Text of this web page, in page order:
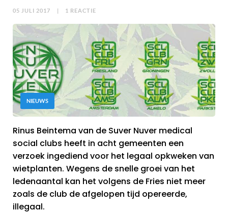
05 JULI 2017 | 1 REACTIE
NIEUWS
Rinus Beintema van de Suver Nuver medical
social clubs heeft in acht gemeenten een
verzoek ingediend voor het legaal opkweken van
wietplanten. Wegens de snelle groei van het
ledenaantal kan het volgens de Fries niet meer
zoals de club de afgelopen tijd opereerde,
illegaal.